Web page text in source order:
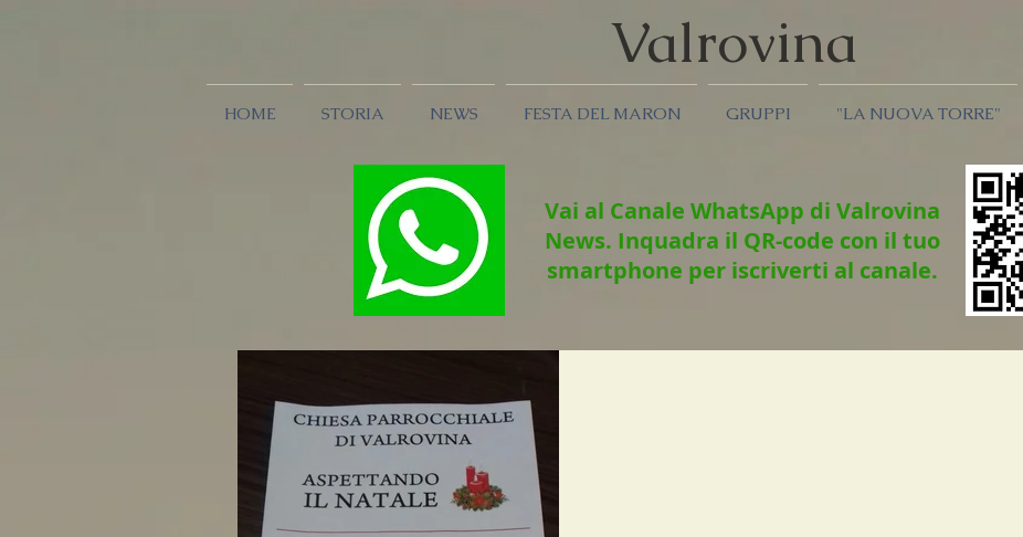
Valrovina
HOME STORIA NEWS FESTA DEL MARON GRUPPI "LA NUOVA TORRE"
Vai al Canale WhatsApp di Valrovina
News. Inquadra il QR-code con il tuo
smartphone per iscriverti al canale.